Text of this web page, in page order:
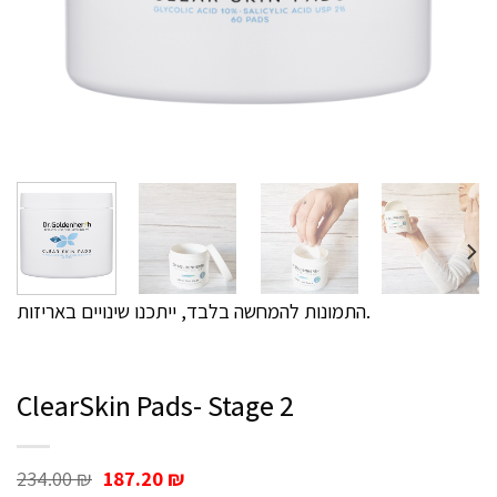
התמונות להמחשה בלבד, ייתכנו שינויים באריזות.
ClearSkin Pads- Stage 2
234.00₪ Original
187.20 ₪Current